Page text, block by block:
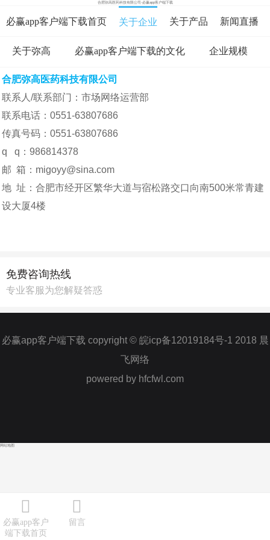
合肥弥高医药科技有限公司-必赢app客户端下载
必赢app客户端下载首页 关于企业 关于产品 新闻直播
在线咨询 资料下载 在线留言
必赢app客户端下载的人才招聘
关于弥高 必赢app客户端下载的文化 企业规模
企业地址
合肥弥高医药科技有限公司
联系人/联系部门：市场网络运营部
联系电话：0551-63807686
传真号码：0551-63807686
q q：986814378
邮 箱： migoyy@sina.com
地 址：合肥市经开区繁华大道与宿松路交口向南500米常青建
设大厦4楼
免费咨询热线
专业客服为您解疑答惑
必赢app客户端下载 copyright © 皖icp备12019184号-1 2018 晨
飞网络
powered by hfcfwl.com
必赢app客户
端下载首页
留言
网站地图